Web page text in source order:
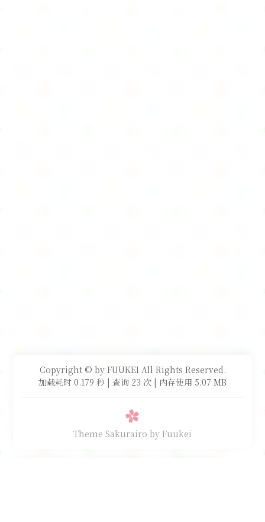
Copyright © by FUUKEI All Rights Reserved.
加载耗时 0.179 秒 | 查询 23 次 | 内存使用 5.07 MB
Theme Sakurairo by Fuukei